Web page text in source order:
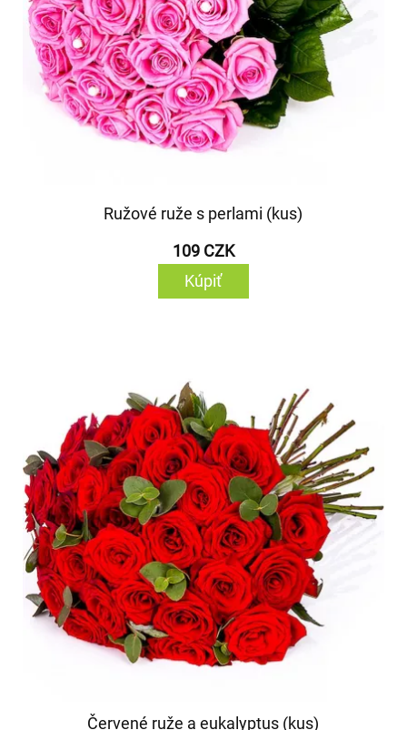
Ružové ruže s perlami (kus)
109 CZK
Kúpiť
Červené ruže a eukalyptus (kus)